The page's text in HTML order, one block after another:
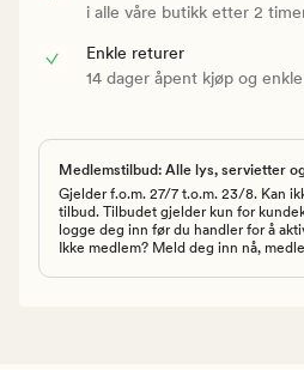
i alle våre butikk etter 2
Enkle returer
14 dager åpent kjøp og
Medlemstilbud: Alle lys, servietter
Gjelder f.o.m. 27/7 t.o.m. 23/8. Kan
tilbud. Tilbudet gjelder kun for
logge deg inn før du handler for å
Ikke medlem? Meld deg inn nå,